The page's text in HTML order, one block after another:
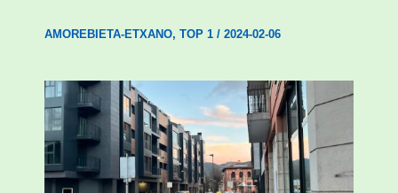
AMOREBIETA-ETXANO, TOP 1/ 2024-02-06